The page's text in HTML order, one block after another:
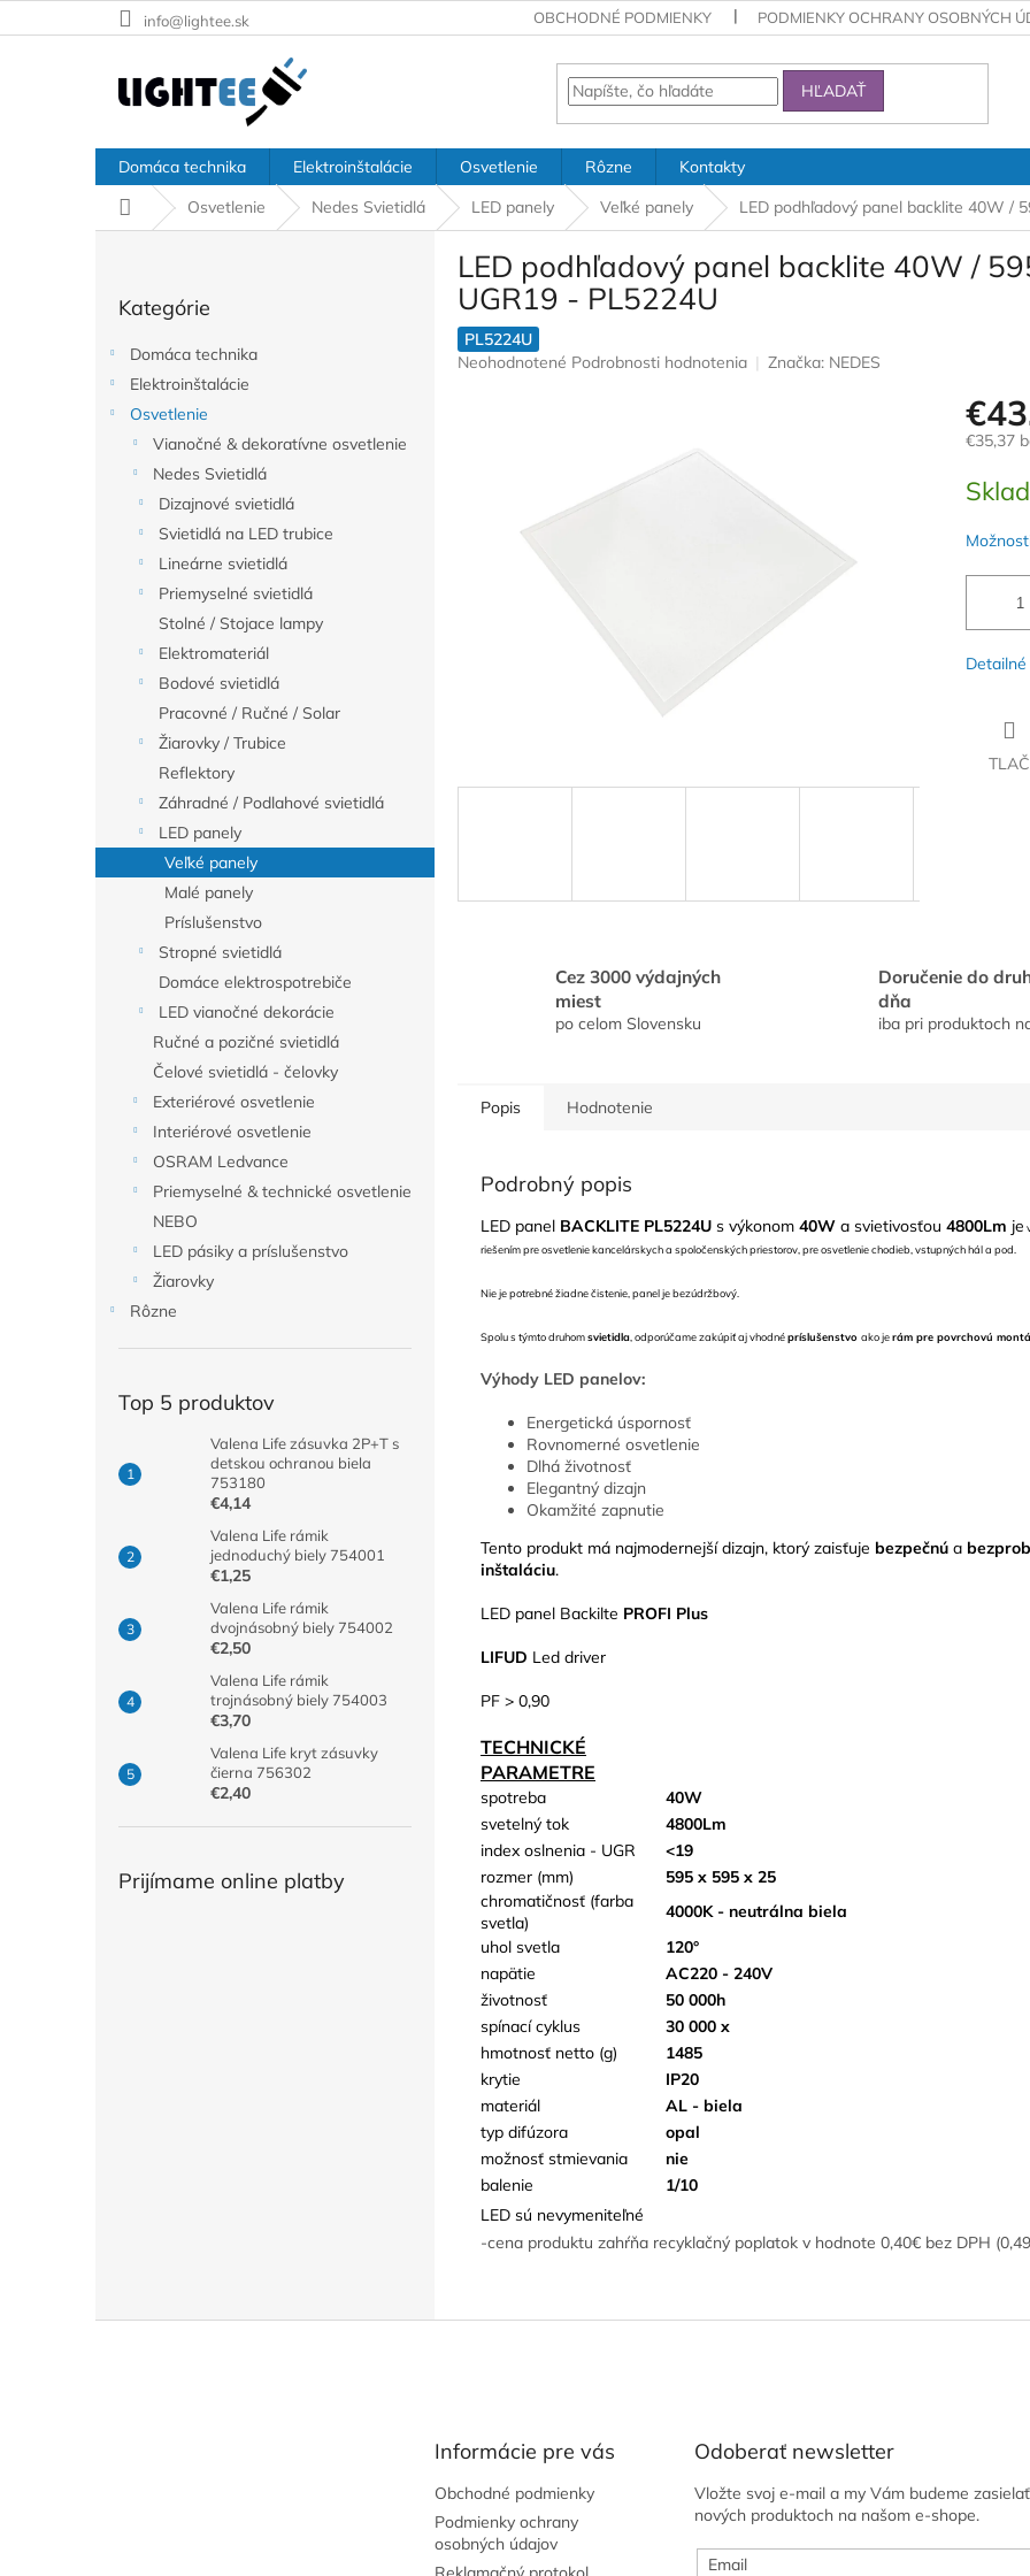
na
info@lightee.sk OBCHODNÉ PODMIENKY PODMIENKY OCHRANY OSOBNÝCH
HĽADAŤ
Domáca technika Elektroinštalácie Osvetlenie Rôzne
Kontakty
DomovOsvetlenie Nedes Svietidlá LED panely Veľké panely LED podhľadový panel backlite 40W /
kategórie
Kategórie
Domáca technika
Elektroinštalácie
Osvetlenie
Vianočné & dekoratívne osvetlenie
Nedes Svietidlá
Dizajnové svietidlá
Svietidlá na LED trubice
Lineárne svietidlá
Priemyselné svietidlá
Stolné / Stojace lampy
Elektromateriál
Bodové svietidlá
Pracovné / Ručné / Solar
Žiarovky / Trubice
Reflektory
Záhradné / Podlahové svietidlá
LED panely
Veľké panely
Malé panely
Príslušenstvo
Stropné svietidlá
Domáce elektrospotrebiče
LED vianočné dekorácie
Ručné a pozičné svietidlá
Čelové svietidlá - čelovky
Exteriérové osvetlenie
Interiérové osvetlenie
OSRAM Ledvance
Priemyselné & technické osvetlenie
NEBO
LED pásiky a príslušenstvo
Žiarovky
Rôzne
Top 5 produktov
Valena Life zásuvka 2P+T s
detskou ochranou biela
753180
€4,14
Valena Life rámik
jednoduchý biely 754001
€1,25
Valena Life rámik
dvojnásobný biely 754002
€2,50
Valena Life rámik
trojnásobný biely 754003
€3,70
Valena Life kryt zásuvky
čierna 756302
€2,40
Prijímame online platby
LED podhľadový panel backlite 40W /
UGR19 - PL5224U
PL5224U
Priemerné
Neohodnotené Podrobnosti hodnotenia Značka: NEDES
€35,37
cena:
TLAČ
Cez 3000 výdajných
miest
po celom Slovensku
Doručenie do
dňa
iba pri produktoch
Popis Hodnotenie
Podrobný popis
LED panel BACKLITE PL5224U s výkonom 40W a svietivosťou 4800Lm je
riešením pre osvetlenie kancelárskych a spoločenských priestorov, pre osvetlenie chodieb, vstupných hál a pod.
Nie je potrebné žiadne čistenie, panel je bezúdržbový.
Spolu s týmto druhomsvietidla , odporúčame zakúpiť aj vhodnépríslušenstvo ako jerám pre povrchovú
Výhody LED panelov:
Energetická úspornosť
Rovnomerné osvetlenie
Dlhá životnosť
Elegantný dizajn
Okamžité zapnutie
Tento produkt má najmodernejší dizajn, ktorý zaisťuje bezpečnú a
inštaláciu.
LED panel Backilte PROFI Plus
LIFUD Led driver
PF > 0,90
TECHNICKÉ
PARAMETRE
spotreba
40W
svetelný tok
4800Lm
index oslnenia - UGR
<19
rozmer (mm)
595 x 595 x 25
chromatičnosť (farba
svetla)
4000K - neutrálna biela
uhol svetla
120°
napätie
AC220 - 240V
životnosť
50 000h
spínací cyklus
30 000 x
hmotnosť netto (g)
1485
krytie
IP20
materiál
AL - biela
typ difúzora
opal
možnosť stmievania
nie
balenie
1/10
LED sú nevymeniteľné
-cena produktu zahŕňa recyklačný poplatok v hodnote 0,40€ bez DPH
Informácie pre vás
Obchodné podmienky
Podmienky ochrany
osobných údajov
Odoberať newsletter
Vložte svoj e-mail a my Vám budeme
nových produktoch na našom e-shope.
Email